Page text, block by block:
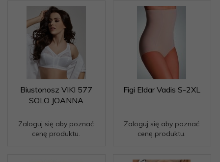
Biustonosz VIKI 577
SOLO JOANNA
Zaloguj się aby poznać
cenę produktu.
Figi Eldar Vadis S-2XL
Zaloguj się aby poznać
cenę produktu.